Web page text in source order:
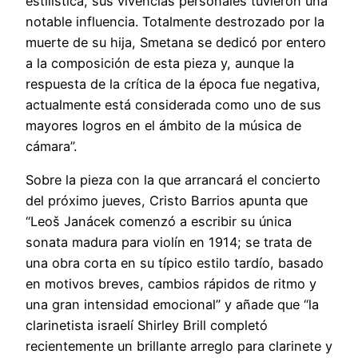
notable influencia. Totalmente destrozado por la
muerte de su hija, Smetana se dedicó por entero
a la composición de esta pieza y, aunque la
respuesta de la crítica de la época fue negativa,
actualmente está considerada como uno de sus
mayores logros en el ámbito de la música de
cámara”.
Sobre la pieza con la que arrancará el concierto
del próximo jueves, Cristo Barrios apunta que
“Leoš Janácek comenzó a escribir su única
sonata madura para violín en 1914; se trata de
una obra corta en su típico estilo tardío, basado
en motivos breves, cambios rápidos de ritmo y
una gran intensidad emocional” y añade que “la
clarinetista israelí Shirley Brill completó
recientemente un brillante arreglo para clarinete y